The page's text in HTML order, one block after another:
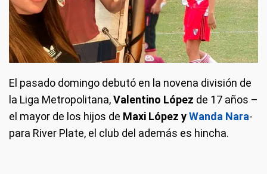
El pasado domingo debutó en la novena división de
la Liga Metropolitana,Valentino López de 17 años –
el mayor de los hijos de Maxi López yWanda Nara-
para River Plate, el club del además es hincha.